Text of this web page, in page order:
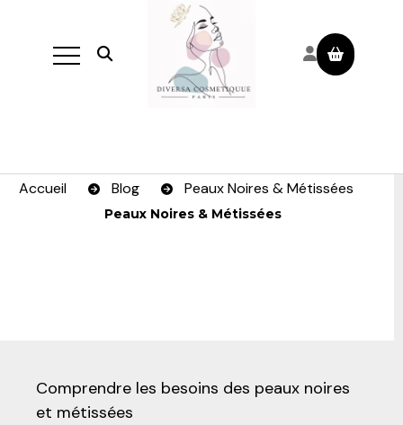
Ouvrir la recherche
Accueil Blog Peaux Noires & Métissées
Peaux Noires & Métissées
Comprendre les besoins des peaux noires
et métissées
Panneau de gestion des cookies